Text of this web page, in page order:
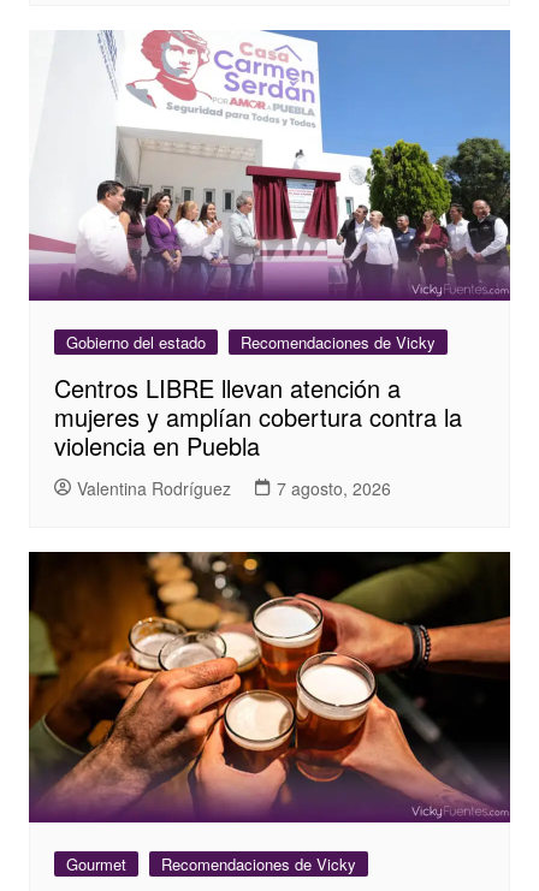
Gobierno del estado Recomendaciones de Vicky
Centros LIBRE llevan atención a
mujeres y amplían cobertura contra la
violencia en Puebla
Valentina Rodríguez 7 agosto, 2026
Gourmet Recomendaciones de Vicky